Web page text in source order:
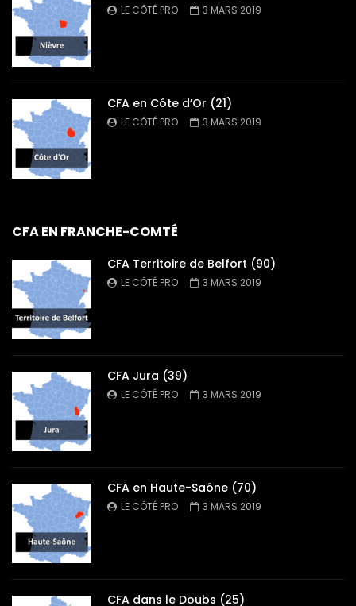
LE CÔTÉ PRO 3 MARS 2019
CFA en Côte d’Or (21)
LE CÔTÉ PRO 3 MARS 2019
CFA EN FRANCHE-COMTÉ
CFA Territoire de Belfort (90)
LE CÔTÉ PRO 3 MARS 2019
CFA Jura (39)
LE CÔTÉ PRO 3 MARS 2019
CFA en Haute-Saône (70)
LE CÔTÉ PRO 3 MARS 2019
CFA dans le Doubs (25)